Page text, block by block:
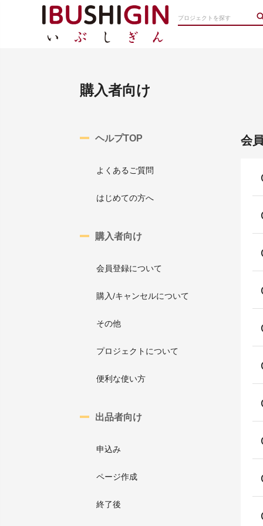
購入者向け
ヘルプTOP
よくあるご質問
はじめての方へ
購入者向け
会員登録について
購入/キャンセルについて
その他
プロジェクトについて
便利な使い方
出品者向け
申込み
ページ作成
終了後
会